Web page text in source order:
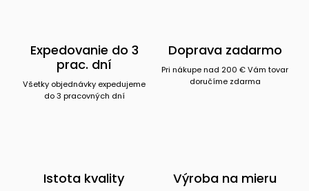
Expedovanie do 3
prac. dní
Všetky objednávky expedujeme
do 3 pracovných dní
Doprava zadarmo
Pri nákupe nad 200 € Vám tovar
doručíme zdarma
Istota kvality Výroba na mieru